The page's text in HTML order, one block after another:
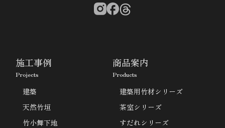
施工事例
Projects
建築
天然竹垣
竹小舞下地
商品案内
Products
建築用竹材シリーズ
茶室シリーズ
すだれシリーズ